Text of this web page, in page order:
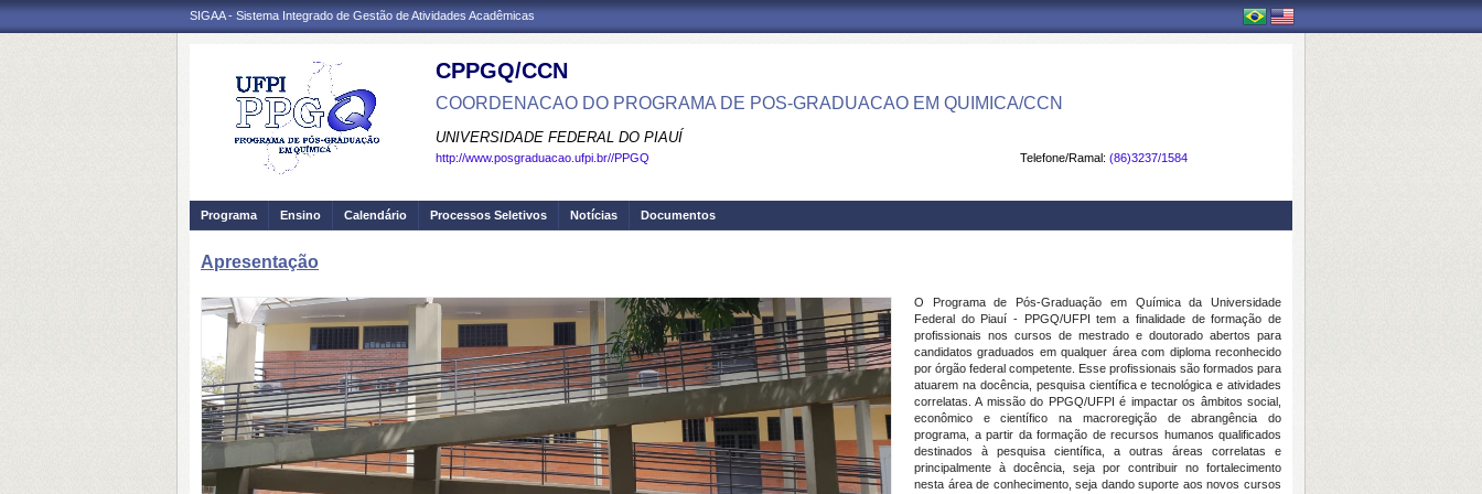
SIGAA - Sistema Integrado de Gestão de Atividades Acadêmicas
CPPGQ/CCN
COORDENACAO DO PROGRAMA DE POS-GRADUACAO EM QUIMICA/CCN
UNIVERSIDADE FEDERAL DO PIAUÍ
Telefone/Ramal: (86)3237/1584
http://www.posgraduacao.ufpi.br//PPGQ
Programa Ensino Calendário Processos Seletivos Notícias Documentos
Apresentação
O Programa de Pós-Graduação em Química da Universidade
Federal do Piauí - PPGQ/UFPI tem a finalidade de formação de
profissionais nos cursos de mestrado e doutorado abertos para
candidatos graduados em qualquer área com diploma reconhecido
por órgão federal competente. Esse profissionais são formados para
atuarem na docência, pesquisa científica e tecnológica e atividades
correlatas. A missão do PPGQ/UFPI é impactar os âmbitos social,
econômico e científico na macroregição de abrangência do
programa, a partir da formação de recursos humanos qualificados
destinados à pesquisa científica, a outras áreas correlatas e
principalmente à docência, seja por contribuir no fortalecimento
nesta área de conhecimento, seja dando suporte aos novos cursos